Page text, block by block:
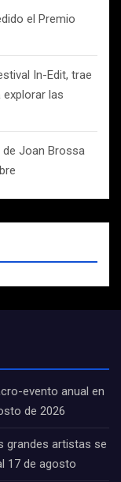
el Premio
In-Edit, trae
las
de Joan Brossa
evento anual en
de 2026
grandes artistas se
17 de agosto